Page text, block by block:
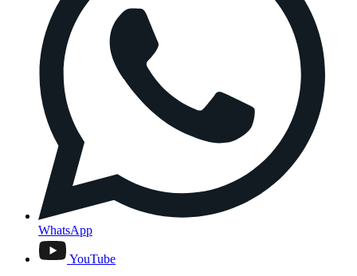
WhatsApp
YouTube